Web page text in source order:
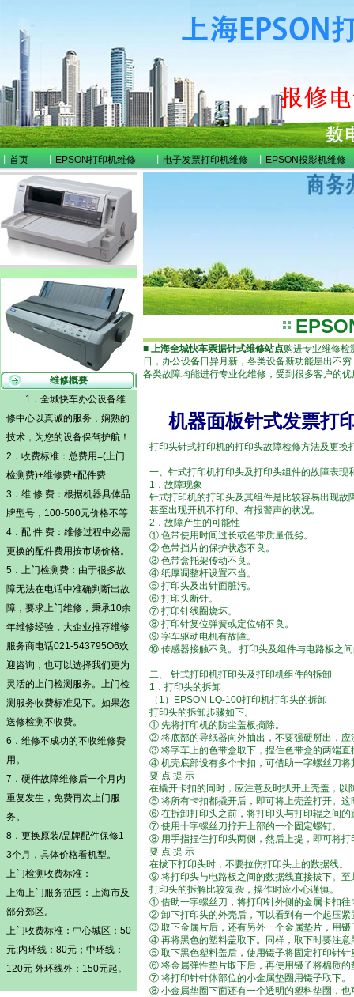
首页 EPSON打印机维修 电子发票打印机维修 EPSON投影机维修
维修概要
1．全城快车办公设备维
修中心以真诚的服务，娴熟的
技术，为您的设备保驾护航！
2．收费标准：总费用=(上门
检测费)+维修费+配件费
3．维 修 费：根据机器具体品
牌型号，100-500元价格不等
4．配 件 费：维修过程中必需
更换的配件费用按市场价格。
5． 上门检测费 ：由于很多故
障无法在电话中准确判断出故
障，要求上门维修，秉承10余
年维修经验，大企业推荐维修
服务商电话021-543795O6欢
迎咨询，也可以选择我们更为
灵活的上门检测 服务。 上门检
测 服务收费标准见下。如果您
送修检测不收费。
6．维修不成功的不收维修费
用。
7．硬件故障维修后一个月内
重复发生，免费再次上门服
务。
8．更换原装/品牌配件保修1-
3个月，具体价格看机型。
上门检测收费标准：
上海上门服务范围：上海市及
部分郊区。
上门收费标准：中心城区：50
元;内环线：80元；中环线：
120元 外环线外：150元起。
■ 上海全城快车票据针式维修站点购进专业维修检
日，办公设备日异月新，各类设备新功能层出不
各类故障均能进行专业化维修，受到很多客户的优
机器面板针式发票打
打印头针式打印机的打印头故障检修方法及更换
一、针式打印机打印头及打印头组件的故障表现
1．故障现象
针式打印机的打印头及其组件是比较容易出现
甚至出现开机不打印、有报警声的状况。
2．故障产生的可能性
① 色带使用时间过长或色带质量低劣。
② 色带挡片的保护状态不良。
③ 色带盒托架传动不良。
④ 纸厚调整杆设置不当。
⑤ 打印头及出针面脏污。
⑥ 打印头断针。
⑦ 打印针线圈烧坏。
⑧ 打印针复位弹簧或定位销不良。
⑨ 字车驱动电机有故障。
⑩ 传感器接触不良。 打印头及组件与电路板之
二、 针式打印机打印头及打印机组件的拆卸
1．打印头的拆卸
（1）EPSON LQ-100打印机打印头的拆卸
打印头的拆卸步骤如下。
① 先将打印机的防尘盖板摘除。
② 将底部的导纸器向外抽出，不要强硬掰出，应
③ 将字车上的色带盒取下，捏住色带盒的两端直
④ 机壳底部设有多个卡扣，可借助一字螺丝刀将
要 点 提 示
在撬开卡扣的同时，应注意及时扒开上壳盖，以
⑤ 将所有卡扣都撬开后，即可将上壳盖打开。
⑥ 在拆卸打印头之前，将打印头与打印辊之间
⑦ 使用十字螺丝刀拧开上部的一个固定螺钉。
⑧ 用手指捏住打印头两侧，然后上提，即可将
要 点 提 示
在拔下打印头时，不要拉伤打印头上的数据线。
⑨ 将打印头与电路板之间的数据线直接拔下。
打印头的拆解比较复杂，操作时应小心谨慎。
① 借助一字螺丝刀，将打印针外侧的金属卡扣
② 卸下打印头的外壳后，可以看到有一个起压
③ 取下金属片后，还有另外一个金属垫片，用
④ 再将黑色的塑料盖取下。同样，取下时要注
⑤ 取下黑色塑料盖后，使用镊子将固定打印针
⑥ 将金属弹性垫片取下后，再使用镊子将棉质的
⑦ 将打印针针体部位的小金属垫圈用镊子取下。
⑧ 小金属垫圈下面还有一个透明的塑料垫圈，也